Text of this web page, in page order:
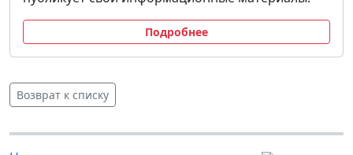
Подробнее
Возврат к списку